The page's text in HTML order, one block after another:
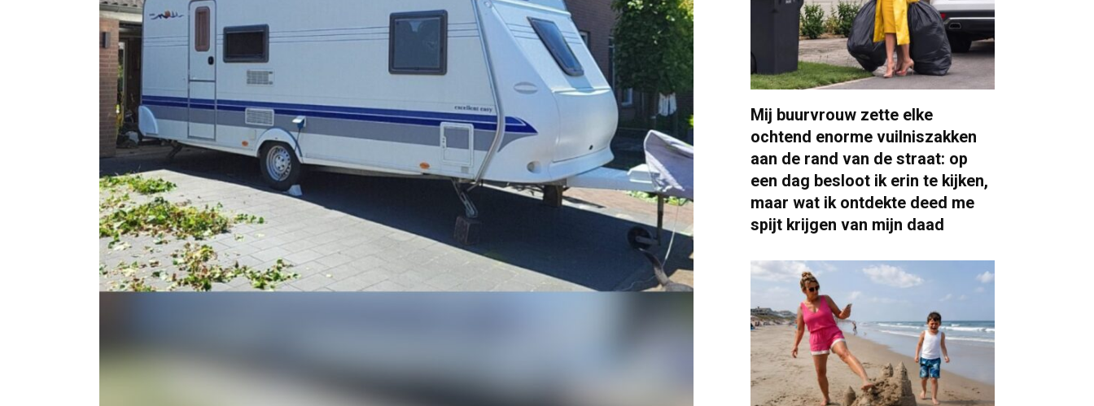
Mij buurvrouw zette elke
ochtend enorme vuilniszakken
aan de rand van de straat: op
een dag besloot ik erin te kijken,
maar wat ik ontdekte deed me
spijt krijgen van mijn daad